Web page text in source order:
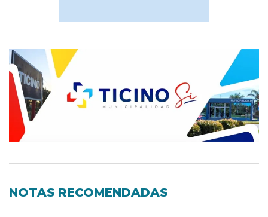
NOTAS RECOMENDADAS